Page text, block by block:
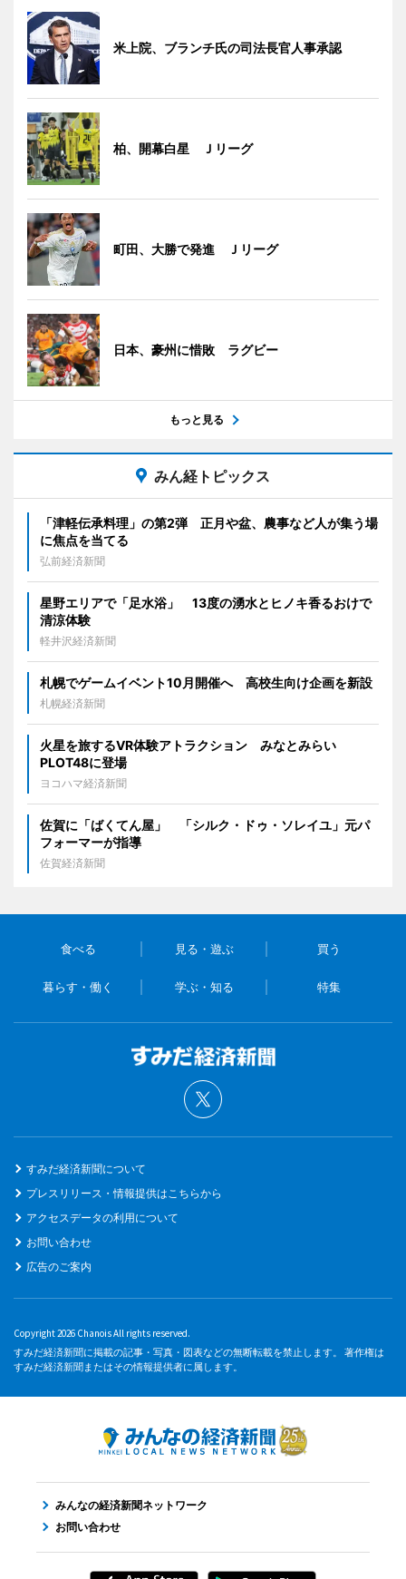
米上院、ブランチ氏の司法長官人事承認
柏、開幕白星 Ｊリーグ
町田、大勝で発進 Ｊリーグ
日本、豪州に惜敗 ラグビー
もっと見る
みん経トピックス
「津軽伝承料理」の第2弾 正月や盆、農事など人が集う場
に焦点を当てる
弘前経済新聞
星野エリアで「足水浴」 13度の湧水とヒノキ香るおけで
清涼体験
軽井沢経済新聞
札幌でゲームイベント10月開催へ 高校生向け企画を新設
札幌経済新聞
火星を旅するVR体験アトラクション みなとみらい
PLOT48に登場
ヨコハマ経済新聞
佐賀に「ばくてん屋」 「シルク・ドゥ・ソレイユ」元パ
フォーマーが指導
佐賀経済新聞
食べる 見る・遊ぶ 買う
暮らす・働く 学ぶ・知る 特集
すみだ経済新聞について
プレスリリース・情報提供はこちらから
アクセスデータの利用について
お問い合わせ
広告のご案内
Copyright 2026 Chanois All rights reserved.
すみだ経済新聞に掲載の記事・写真・図表などの無断転載を禁止します。 著作権は
すみだ経済新聞またはその情報提供者に属します。
みんなの経済新聞ネットワーク
お問い合わせ